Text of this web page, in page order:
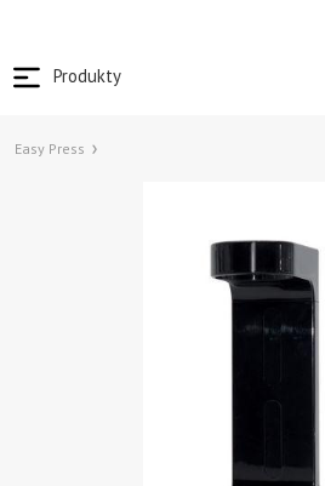
Produkty
Easy Press